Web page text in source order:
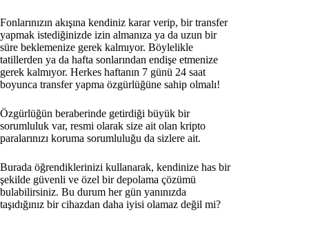
Fonlarınızın akışına kendiniz karar verip, bir transfer
yapmak istediğinizde izin almanıza ya da uzun bir
süre beklemenize gerek kalmıyor. Böylelikle
tatillerden ya da hafta sonlarından endişe etmenize
gerek kalmıyor. Herkes haftanın 7 günü 24 saat
boyunca transfer yapma özgürlüğüne sahip olmalı!
Özgürlüğün beraberinde getirdiği büyük bir
sorumluluk var, resmi olarak size ait olan kripto
paralarınızı koruma sorumluluğu da sizlere ait.
Burada öğrendiklerinizi kullanarak, kendinize has bir
şekilde güvenli ve özel bir depolama çözümü
bulabilirsiniz. Bu durum her gün yanınızda
taşıdığınız bir cihazdan daha iyisi olamaz değil mi?